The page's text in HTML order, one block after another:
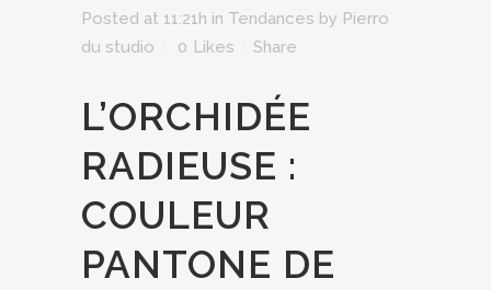
Posted at 11:21h in Tendances by Pierro
du studio
0 Likes Share
L’ORCHIDÉE
RADIEUSE :
COULEUR
PANTONE DE